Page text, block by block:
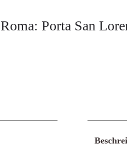
Roma: Porta San